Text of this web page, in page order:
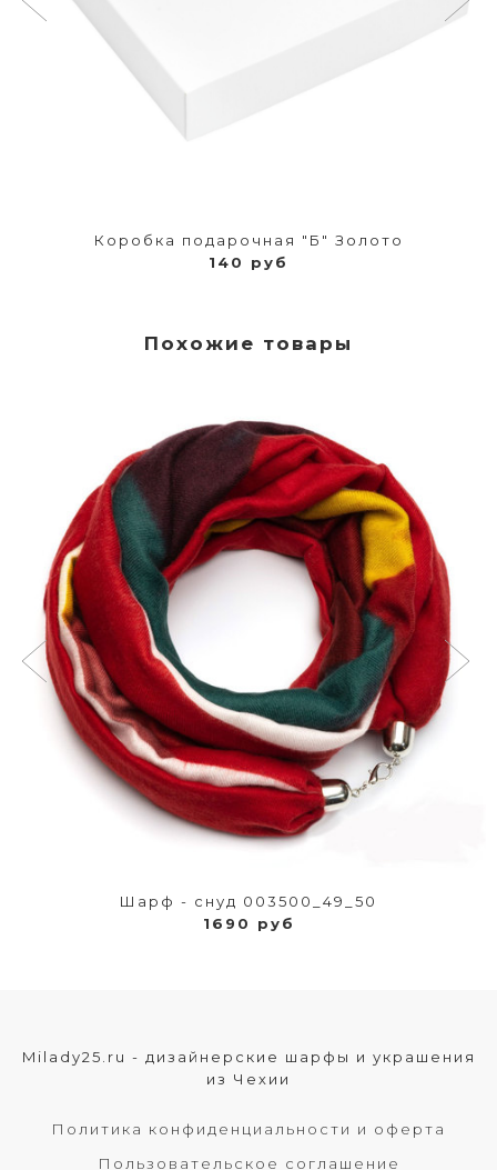
Коробка подарочная "Б" Золото
140 руб
Похожие товары
Шарф - снуд 003500_49_50
1690 руб
Milady25.ru - дизайнерские шарфы и украшения
из Чехии
Политика конфиденциальности и оферта
Пользовательское соглашение